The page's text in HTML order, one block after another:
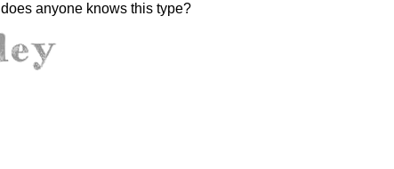
anyone knows this type?